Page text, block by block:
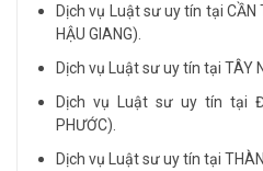
Dịch vụ Luật sư uy tín tại CẦN
HẬU GIANG).
Dịch vụ Luật sư uy tín tại TÂY
Dịch vụ Luật sư uy tín tại
PHƯỚC).
Dịch vụ Luật sư uy tín tại